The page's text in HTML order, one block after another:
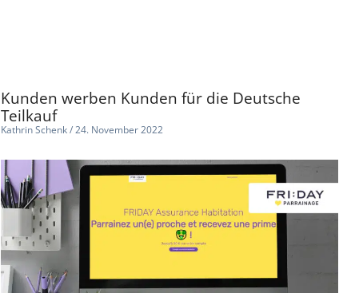
Kunden werben Kunden für die Deutsche
Teilkauf
Kathrin Schenk 24. November 2022